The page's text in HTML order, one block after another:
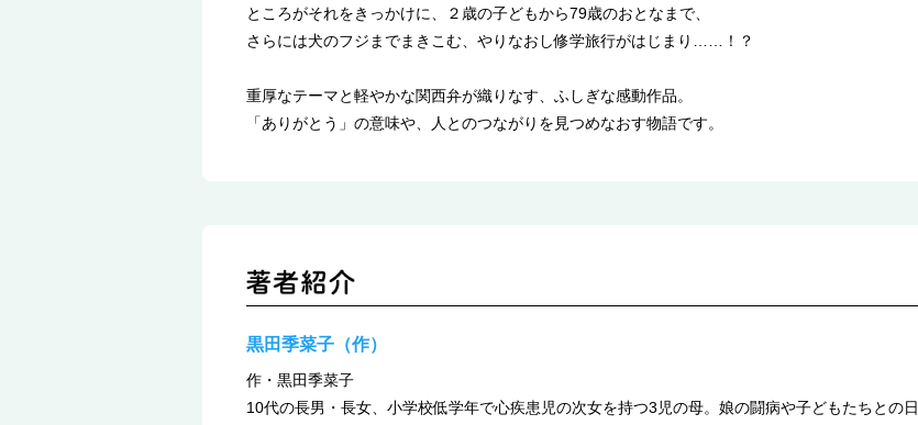
ところがそれをきっかけに、２歳の子どもから79歳のおとなまで、
さらには犬のフジまでまきこむ、やりなおし修学旅行がはじまり……！？
重厚なテーマと軽やかな関西弁が織りなす、ふしぎな感動作品。
「ありがとう」の意味や、人とのつながりを見つめなおす物語です。
黒田季菜子（作）
作・黒田季菜子
10代の長男・長女、小学校低学年で心疾患児の次女を持つ3児の母。娘の闘病や子どもたちとの